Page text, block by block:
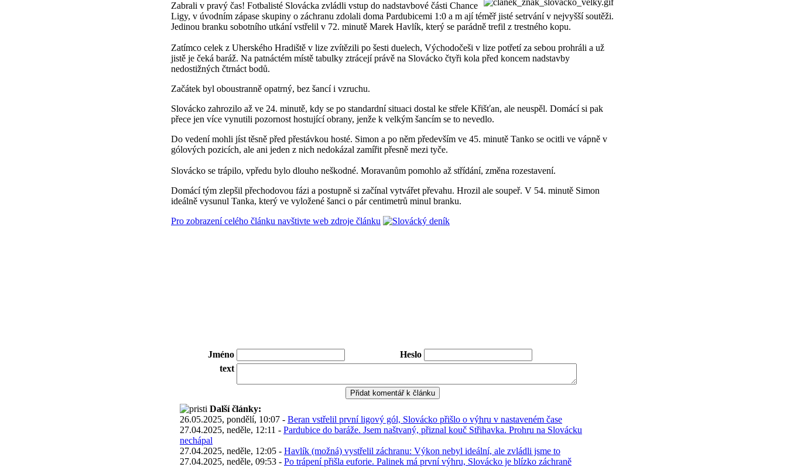
Zabrali v pravý čas! Fotbalisté Slovácka zvládli vstup do nadstavbové části Chance
Ligy, v úvodním zápase skupiny o záchranu zdolali doma Pardubicemi 1:0 a m ají téměř jisté setrvání v nejvyšší soutěži.
Jedinou branku sobotního utkání vstřelil v 72. minutě Marek Havlík, který se parádně trefil z trestného kopu.
Zatímco celek z Uherského Hradiště v lize zvítězili po šesti duelech, Východočeši v lize potřetí za sebou prohráli a už
jistě je čeká baráž. Na patnáctém místě tabulky ztrácejí právě na Slovácko čtyři kola před koncem nadstavby
nedostižných čtrnáct bodů.
Začátek byl oboustranně opatrný, bez šancí i vzruchu.
Slovácko zahrozilo až ve 24. minutě, kdy se po standardní situaci dostal ke střele Křišťan, ale neuspěl. Domácí si pak
přece jen více vynutili pozornost hostující obrany, jenže k velkým šancím se to nevedlo.
Do vedení mohli jíst těsně před přestávkou hosté. Simon a po něm především ve 45. minutě Tanko se ocitli ve vápně v
gólových pozicích, ale ani jeden z nich nedokázal zamířit přesně mezi tyče.
Slovácko se trápilo, vpředu bylo dlouho neškodné. Moravanům pomohlo až střídání, změna rozestavení.
Domácí tým zlepšil přechodovou fázi a postupně si začínal vytvářet převahu. Hrozil ale soupeř. V 54. minutě Simon
ideálně vysunul Tanka, který ve vyložené šanci o pár centimetrů minul branku.
Pro zobrazení celého článku navštivte web zdroje článku
Jméno
Heslo
text
Další články:
26.05.2025, pondělí, 10:07 - Beran vstřelil první ligový gól, Slovácko přišlo o výhru v nastaveném čase
27.04.2025, neděle, 12:11 - Pardubice do baráže. Jsem naštvaný, přiznal kouč Střihavka. Prohru na Slovácku
nechápal
27.04.2025, neděle, 12:05 - Havlík (možná) vystřelil záchranu: Výkon nebyl ideální, ale zvládli jsme to
27.04.2025, neděle, 09:53 - Po trápení přišla euforie. Palinek má první výhru, Slovácko je blízko záchraně